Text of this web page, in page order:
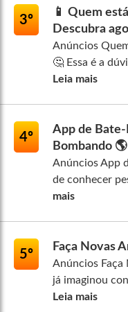
3º
📱 Quem
Descubra
Anúncios
🤔 Essa é a
Leia mais
4º
App de Bate-
Bombando 🌎
Anúncios App
de conhecer
mais
5º
Faça Novas
Anúncios Faça
já imaginou
Leia mais